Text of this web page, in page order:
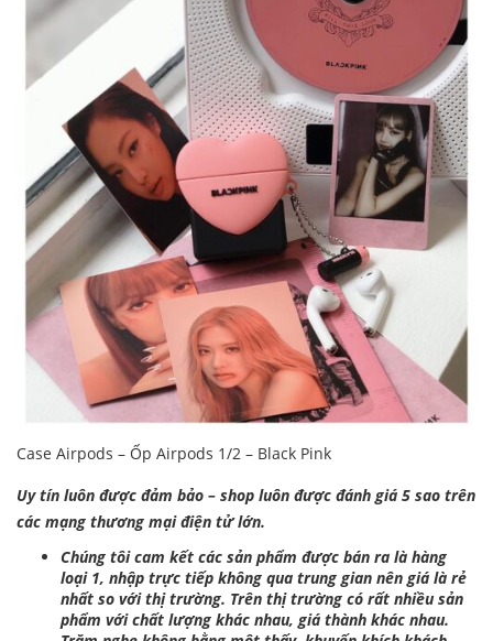
Case Airpods – Ốp Airpods 1/2 – Black Pink
Uy tín luôn được đảm bảo – shop luôn được đánh giá 5 sao trên
các mạng thương mại điện tử lớn.
Chúng tôi cam kết các sản phẩm được bán ra là hàng
loại 1, nhập trực tiếp không qua trung gian nên giá là rẻ
nhất so với thị trường. Trên thị trường có rất nhiều sản
phẩm với chất lượng khác nhau, giá thành khác nhau.